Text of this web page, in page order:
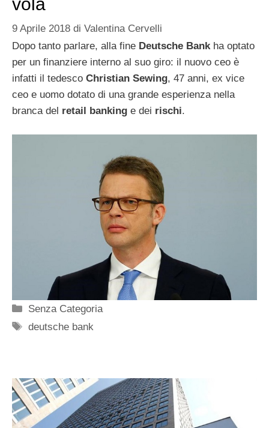
9 Aprile 2018 di Valentina Cervelli
Dopo tanto parlare, alla fine Deutsche Bankha optato
per un finanziere interno al suo giro: il nuovo ceo è
infatti il tedesco Christian Sewing, 47 anni, ex vice
ceo e uomo dotato di una grande esperienza nella
branca del retail banking e dei rischi.
Categorie
Senza Categoria
Tag
deutsche bank